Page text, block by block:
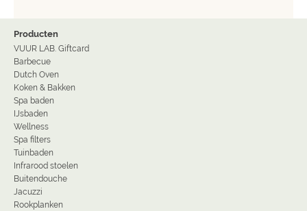
Producten
VUUR LAB. Giftcard
Barbecue
Dutch Oven
Koken & Bakken
Spa baden
IJsbaden
Wellness
Spa filters
Tuinbaden
Infrarood stoelen
Buitendouche
Jacuzzi
Rookplanken